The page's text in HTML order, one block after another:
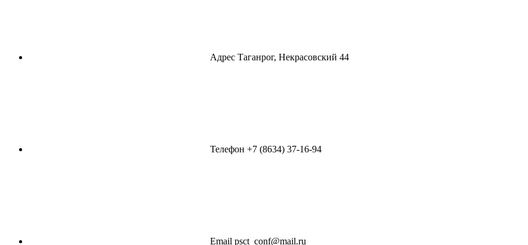
Адрес Таганрог, Некрасовский 44
Телефон +7 (8634) 37-16-94
Email psct_conf@mail.ru